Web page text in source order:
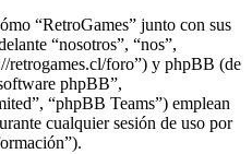
“RetroGames” junto con sus
“nosotros”, “nos”,
retrogames.cl/foro”) y phpBB (de
phpBB”,
“phpBB Teams”) emplean
cualquier sesión de uso por